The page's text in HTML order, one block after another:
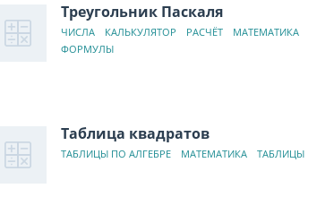
Треугольник Паскаля
ЧИСЛА КАЛЬКУЛЯТОР РАСЧЁТ
МАТЕМАТИКА
ФОРМУЛЫ
Таблица квадратов
ТАБЛИЦЫ ПО АЛГЕБРЕ МАТЕМАТИКА ТАБЛИЦЫ